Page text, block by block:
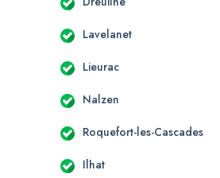
Lavelanet
Lieurac
Nalzen
Roquefort-les-Cascades
Ilhat